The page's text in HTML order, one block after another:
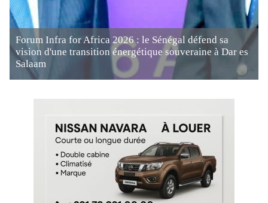
Forum Infra for Africa 2026 : le Sénégal défend sa
vision d'une transition énergétique souveraine à Dar es
Salaam